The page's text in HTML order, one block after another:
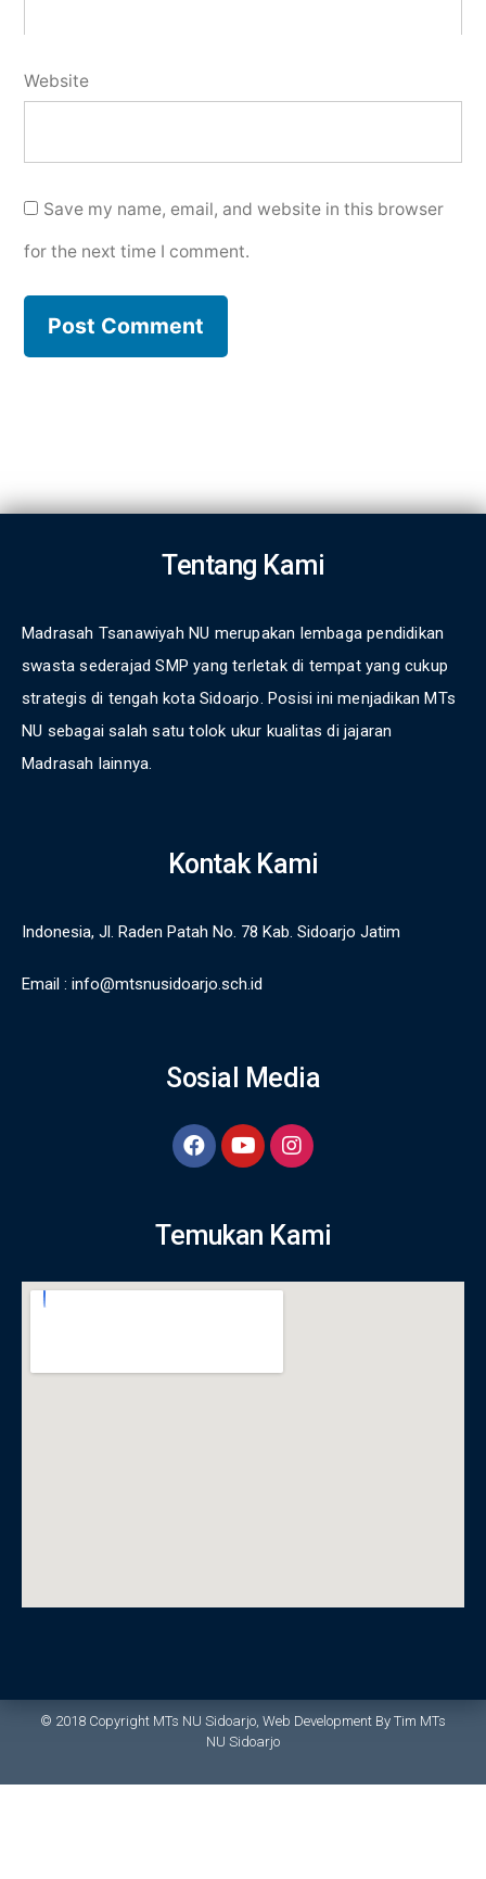
Website
Save my name, email, and website in this browser
for the next time I comment.
Tentang Kami
Madrasah Tsanawiyah NU merupakan lembaga pendidikan
swasta sederajad SMP yang terletak di tempat yang cukup
strategis di tengah kota Sidoarjo. Posisi ini menjadikan MTs
NU sebagai salah satu tolok ukur kualitas di jajaran
Madrasah lainnya.
Kontak Kami
Indonesia, Jl. Raden Patah No. 78 Kab. Sidoarjo Jatim
Email : info@mtsnusidoarjo.sch.id
Sosial Media
Temukan Kami
© 2018 Copyright MTs NU Sidoarjo, Web Development By Tim MTs
NU Sidoarjo